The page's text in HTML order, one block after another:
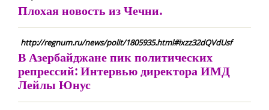
Плохая новость из Чечни.
http://regnum.ru/news/polit/1805935.html#ixzz32dQVdUsf
В Азербайджане пик политических
репрессий: Интервью директора ИМД
Лейлы Юнус